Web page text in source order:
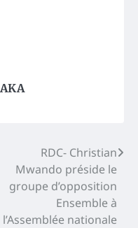
RDC- Christian
Mwando préside le
groupe d’opposition
Ensemble à
l’Assemblée nationale